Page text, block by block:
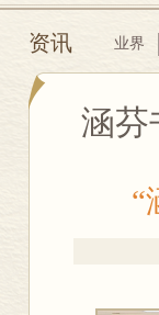
资讯 业界
涵
“